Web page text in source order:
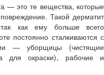
— это те вещества, которые
Такой дерматит
как ему больше всего
постоянно сталкиваются с
— уборщицы (чистящие
для окраски), рабочие и